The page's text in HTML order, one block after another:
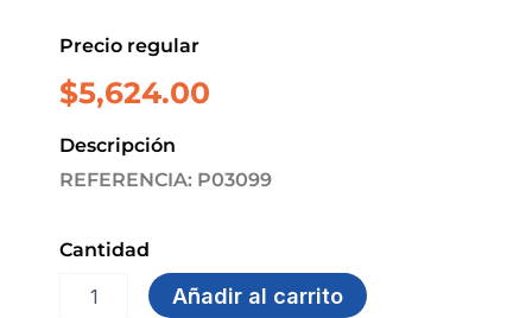
Precio regular
$5,624.00
Descripción
REFERENCIA: P03099
Cantidad
COLGANTE
Añadir al carrito